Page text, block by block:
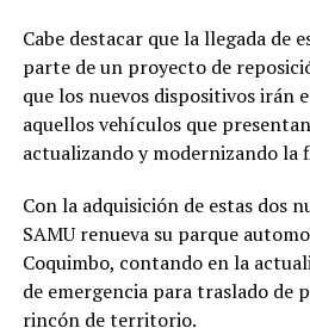
Cabe destacar que la llegada de
parte de un proyecto de
que los nuevos dispositivos irán
aquellos vehículos que
actualizando y modernizando la
Con la adquisición de estas dos
SAMU renueva su parque
Coquimbo, contando en la
de emergencia para traslado de
rincón de territorio.